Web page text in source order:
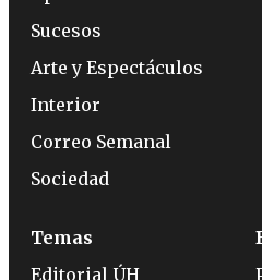
Sucesos
Arte y Espectáculos
Interior
Correo Semanal
Sociedad
Temas
Editorial ÚH